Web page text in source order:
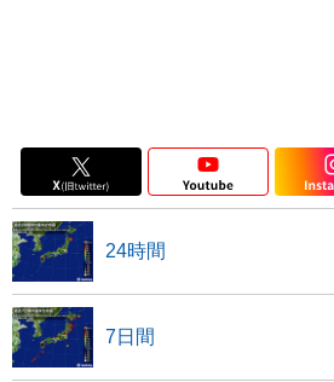
24時間
7日間